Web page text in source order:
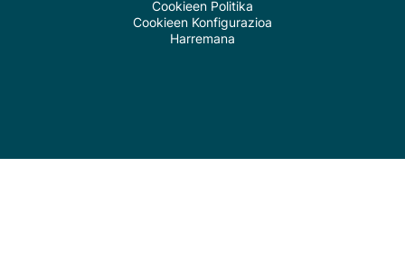
Cookieen Politika
Cookieen Konfigurazioa
Harremana